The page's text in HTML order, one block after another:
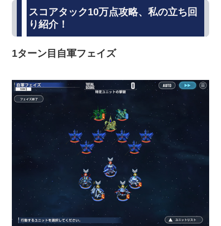
スコアタック10万点攻略、私の立ち回
り紹介！
1ターン目自軍フェイズ